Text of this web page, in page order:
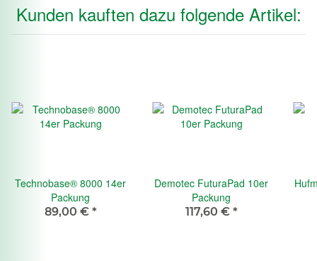
Kunden kauften dazu folgende Artikel:
Technobase® 8000 14er
Packung
89,00 € *
Demotec FuturaPad 10er
Packung
117,60 € *